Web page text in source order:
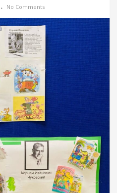
No Comments